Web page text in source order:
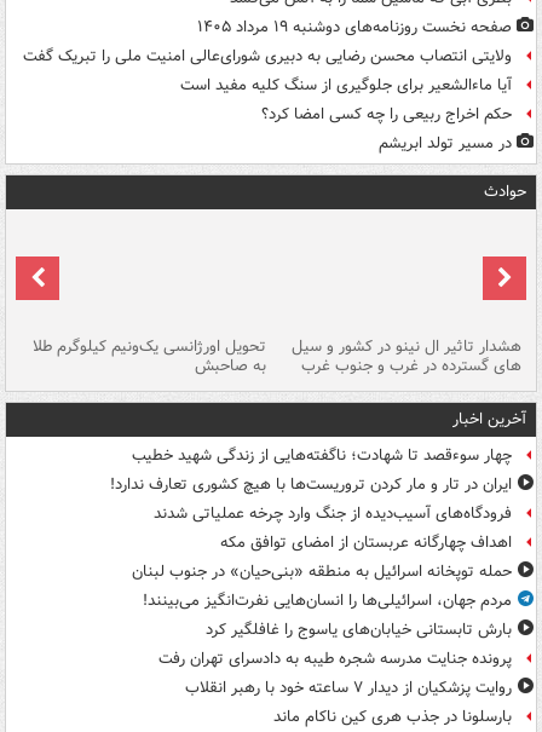
صفحه نخست روزنامه‌های دوشنبه ۱۹ مرداد ۱۴۰۵
ولایتی انتصاب محسن رضایی به دبیری شورای‌عالی امنیت ملی را تبریک گفت
آیا ماءالشعیر برای جلوگیری از سنگ کلیه مفید است
حکم اخراج ربیعی را چه کسی امضا کرد؟
در مسیر تولد ابریشم
حوادث
هشدار تاثیر ال نینو در کشور و سیل
های گسترده در غرب و جنوب غرب
تحویل اورژانسی یک‌ونیم کیلوگرم طلا
به صاحبش
آخرین اخبار
چهار سوءقصد تا شهادت؛ ناگفته‌هایی از زندگی شهید خطیب
ایران در تار و مار کردن تروریست‌ها با هیچ کشوری تعارف ندارد!
فرودگاه‌های آسیب‌دیده از جنگ وارد چرخه عملیاتی شدند
اهداف چهارگانه عربستان از امضای توافق مکه
حمله توپخانه اسرائیل به منطقه «بنی‌حیان» در جنوب لبنان
مردم جهان، اسرائیلی‌ها را انسان‌هایی نفرت‌انگیز می‌بینند!
بارش تابستانی خیابان‌های یاسوج را غافلگیر کرد
پرونده جنایت مدرسه شجره طیبه به دادسرای تهران رفت
روایت پزشکیان از دیدار ۷ ساعته خود با رهبر انقلاب
بارسلونا در جذب هری کین ناکام ماند